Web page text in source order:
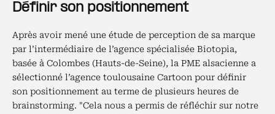
Définir son positionnement
Après avoir mené une étude de perception de sa marque
par l’intermédiaire de l’agence spécialisée Biotopia,
basée à Colombes (Hauts-de-Seine), la PME alsacienne a
sélectionné l’agence toulousaine Cartoon pour définir
son positionnement au terme de plusieurs heures de
brainstorming. "Cela nous a permis de réfléchir sur notre